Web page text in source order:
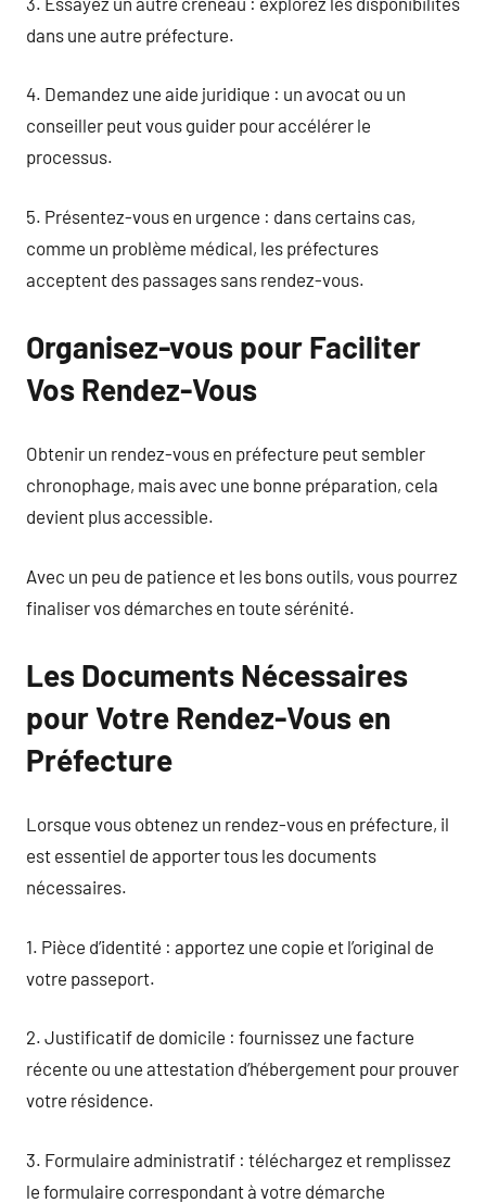
dans une autre préfecture.
4. Demandez une aide juridique : un avocat ou un
conseiller peut vous guider pour accélérer le
processus.
5. Présentez-vous en urgence : dans certains cas,
comme un problème médical, les préfectures
acceptent des passages sans rendez-vous.
Organisez-vous pour Faciliter
Vos Rendez-Vous
Obtenir un rendez-vous en préfecture peut sembler
chronophage, mais avec une bonne préparation, cela
devient plus accessible.
Avec un peu de patience et les bons outils, vous pourrez
finaliser vos démarches en toute sérénité.
Les Documents Nécessaires
pour Votre Rendez-Vous en
Préfecture
Lorsque vous obtenez un rendez-vous en préfecture, il
est essentiel de apporter tous les documents
nécessaires.
1. Pièce d’identité : apportez une copie et l’original de
votre passeport.
2. Justificatif de domicile : fournissez une facture
récente ou une attestation d’hébergement pour prouver
votre résidence.
3. Formulaire administratif : téléchargez et remplissez
le formulaire correspondant à votre démarche